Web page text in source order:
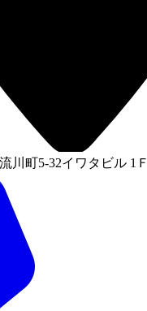
川町5-32イワタビル 1Ｆ